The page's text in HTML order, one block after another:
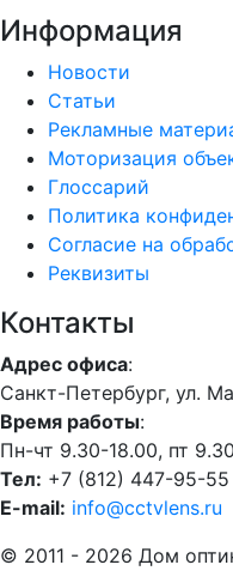
Информация
Новости
Статьи
Рекламные
Моторизация
Глоссарий
Политика
Согласие на
Реквизиты
Контакты
Адрес офиса:
Санкт-Петербург, ул.
Время работы:
Пн-чт 9.30-18.00, пт
Тел: +7 (812) 447-95-55
E-mail: info@cctvlens.ru
© 2011 - 2026 Дом